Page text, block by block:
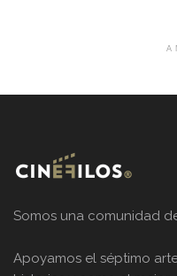
Somos una comunidad
Apoyamos el séptimo